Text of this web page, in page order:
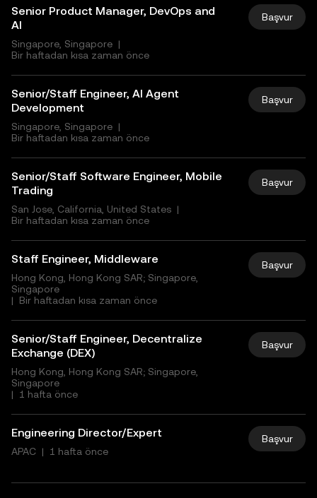
Senior Product Manager, DevOps and
AI
Singapore, Singapore |
Bir haftadan kısa zaman önce
Başvur
Senior/Staff Engineer, AI Agent
Development
Singapore, Singapore |
Bir haftadan kısa zaman önce
Başvur
Senior/Staff Software Engineer, Mobile
Trading
San Jose, California, United States |
Bir haftadan kısa zaman önce
Başvur
Staff Engineer, Middleware
Hong Kong, Hong Kong SAR; Singapore,
Singapore
|
Bir haftadan kısa zaman önce
Başvur
Senior/Staff Engineer, Decentralize
Exchange (DEX)
Hong Kong, Hong Kong SAR; Singapore,
Singapore
|
1 hafta önce
Başvur
Engineering Director/Expert
APAC | 1 hafta önce
Başvur